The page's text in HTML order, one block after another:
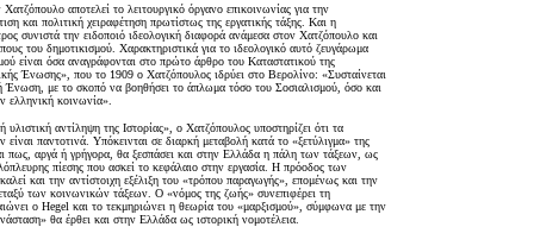
αποτελεί το λειτουργικό όργανο επικοινωνίας για την
και πολιτική χειραφέτηση πρωτίστως της εργατικής τάξης. Και η
συνιστά την ειδοποιό ιδεολογική διαφορά ανάμεσα στον Χατζόπουλο και
του δημοτικισμού. Χαρακτηριστικά για το ιδεολογικό αυτό ζευγάρωμα
είναι όσα αναγράφονται στο πρώτο άρθρο του Καταστατικού της
Ένωσης», που το 1909 ο Χατζόπουλος ιδρύει στο Βερολίνο: «Συσταίνεται
Ένωση, με το σκοπό να βοηθήσει το άπλωμα τόσο του Σοσιαλισμού, όσο και
ελληνική κοινωνία».
υλιστική αντίληψη της Ιστορίας», ο Χατζόπουλος υποστηρίζει ότι τα
παντοτινά. Υπόκεινται σε διαρκή μεταβολή κατά το «ξετύλιγμα» της
πως, αργά ή γρήγορα, θα ξεσπάσει και στην Ελλάδα η πάλη των τάξεων, ως
πίεσης που ασκεί το κεφάλαιο στην εργασία. Η πρόοδος των
και την αντίστοιχη εξέλιξη του «τρόπου παραγωγής», επομένως και την
των κοινωνικών τάξεων. Ο «νόμος της ζωής» συνεπιφέρει τη
ο Hegel και το τεκμηριώνει η θεωρία του «μαρξισμού», σύμφωνα με την
θα έρθει και στην Ελλάδα ως ιστορική νομοτέλεια.